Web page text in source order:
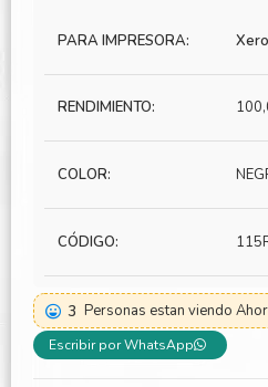
PARA IMPRESORA:
RENDIMIENTO:
COLOR:
CÓDIGO:
3 Personas estan viendo
Escribir por WhatsApp